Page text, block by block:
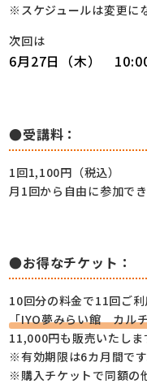
※スケジュールは変更に
次回は
6月27日（木）
●受講料：
1回1,100円（税込）
月1回から自由に参加でき
●お得なチケット：
10回分の料金で11回ご利
「IYO夢みらい館 カル
11,000円も販売いたしま
※有効期限は6カ月間です
※購入チケットで同額の